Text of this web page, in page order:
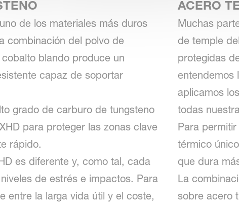
de los materiales más duros
combinación del polvo de
blando produce un
capaz de soportar
grado de carburo de tungsteno
para proteger las zonas clave
rápido.
es diferente y, como tal, cada
de estrés e impactos. Para
entre la larga vida útil y el coste,
ACERO
Muchas
de temple
protegidas
entendemos
aplicamos
todas
Para
térmico
que dura
La
sobre acero